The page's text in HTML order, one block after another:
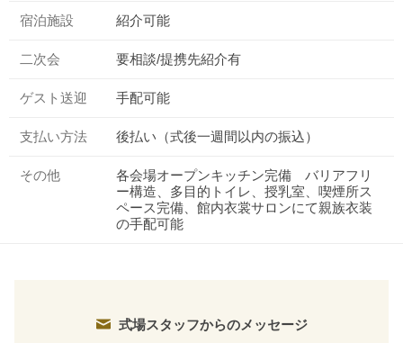
宿泊施設 紹介可能
二次会 要相談/提携先紹介有
ゲスト送迎 手配可能
支払い方法 後払い（式後一週間以内の振込）
その他
各会場オープンキッチン完備 バリアフリ
ー構造、多目的トイレ、授乳室、喫煙所ス
ペース完備、館内衣裳サロンにて親族衣装
の手配可能
式場スタッフからのメッセージ